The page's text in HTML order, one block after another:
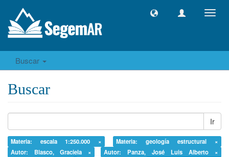
Buscar
Buscar
Ir
Materia: escala 1:250.000 ×
Materia: geología estructural ×
Autor: Blasco, Graciela ×
Autor: Panza, José Luis Alberto ×